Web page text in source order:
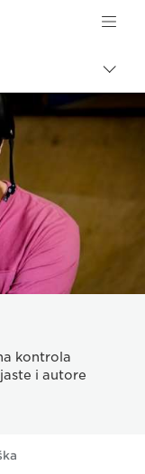
Logo, back to
kontrola
i autore